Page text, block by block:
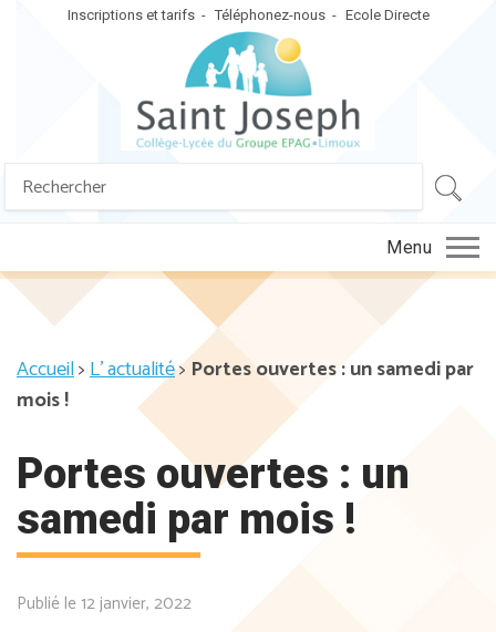
Inscriptions et tarifs Téléphonez-nous Ecole Directe
Search
for:
Menu
Accueil>L' actualité>Portes ouvertes : un samedi par
mois !
Portes ouvertes : un
samedi par mois !
Publié le 12 janvier, 2022